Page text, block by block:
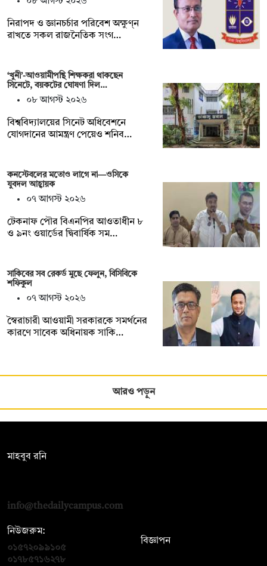
নিরাপদ ও জ্ঞানচর্চার পরিবেশ অক্ষুণ্ন
রাখতে সকল রাজনৈতিক সংগ…
‘খুনী’-আওয়ামীপন্থি শিক্ষকরা থাকছেন
সিনেটে, বয়কটের ঘোষণা দিল…
০৮ আগস্ট ২০২৬
বিশ্ববিদ্যালয়ের সিনেট অধিবেশনে
যোগদানের আমন্ত্রণ পেয়েও শনিব…
কনস্টেবলের মতোও লাগে না—ওসিকে
যুবদল আহ্বায়ক
০৭ আগস্ট ২০২৬
টেকনাফ পৌর বিএনপির আওতাধীন ৮
ও ৯নং ওয়ার্ডের দ্বিবার্ষিক সম…
সাকিবের সব রেকর্ড মুছে ফেলুন, বিসিবিকে
শফিকুল
০৭ আগস্ট ২০২৬
স্বৈরাচারী আওয়ামী সরকারকে সমর্থনের
কারণে সাবেক অধিনায়ক সাকি…
আরও পড়ুন
মাহবুব রনি
info@thedailycampus.com
নিউজরুম:
০১৫৭২০৯৯১০৫
০১৭৮৫৭১৬২৭৮
বিজ্ঞাপন